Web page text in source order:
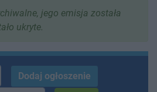
jego emisja została
ukryte.